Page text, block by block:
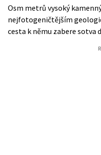
Osm metrů vysoký
nejfotogeničtějším
cesta k němu zabere sotva